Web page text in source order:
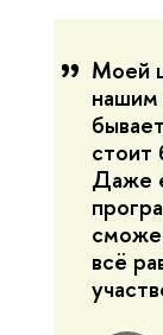
Моей
нашим
стоит
Даже
всё